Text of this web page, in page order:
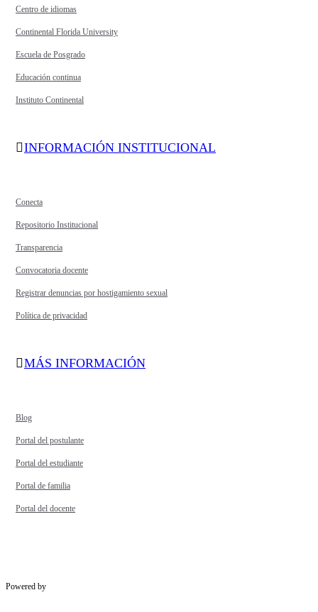
Centro de idiomas
Continental Florida University
Escuela de Posgrado
Educación continua
Instituto Continental
INFORMACIÓN INSTITUCIONAL
Conecta
Repositorio Institucional
Transparencia
Convocatoria docente
Registrar denuncias por hostigamiento sexual
Política de privacidad
MÁS INFORMACIÓN
Blog
Portal del postulante
Portal del estudiante
Portal de familia
Portal del docente
Powered by